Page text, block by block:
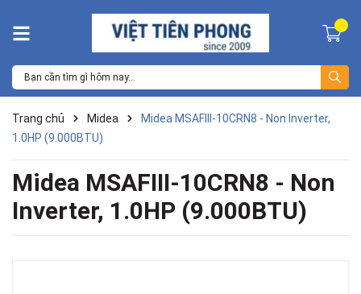
Trang chủ Midea
Midea MSAFIII-10CRN8 - Non Inverter,
1.0HP (9.000BTU)
Midea MSAFIII-10CRN8 - Non
Inverter, 1.0HP (9.000BTU)